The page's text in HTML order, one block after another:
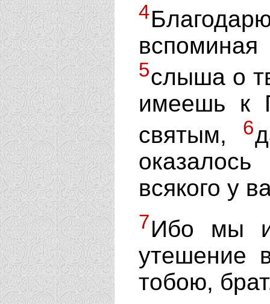
4
5слыша о
имеешь к
святым,
6
всякого у
7Ибо мы
утешение
тобою,